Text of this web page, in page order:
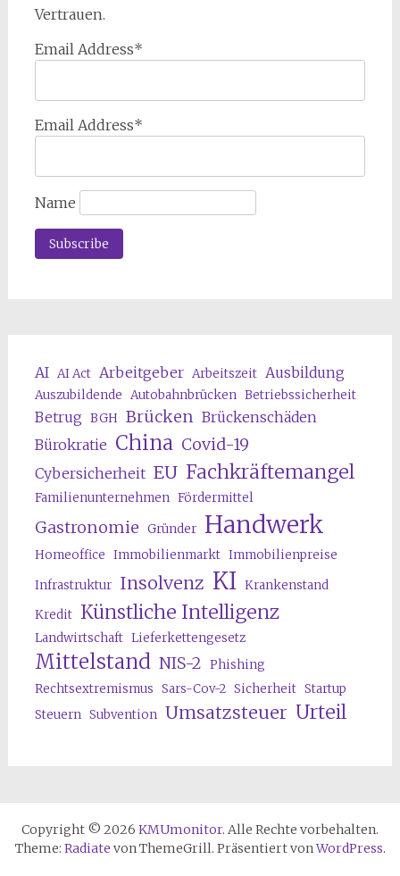
Vertrauen.
Email Address*
Email Address*
Name
AI AI Act Arbeitgeber Arbeitszeit Ausbildung
Auszubildende Autobahnbrücken Betriebssicherheit
Betrug BGH Brücken Brückenschäden
Bürokratie China Covid-19
Cybersicherheit EU Fachkräftemangel
Familienunternehmen Fördermittel
Gastronomie Gründer Handwerk
Homeoffice Immobilienmarkt Immobilienpreise
Infrastruktur Insolvenz KI Krankenstand
Kredit Künstliche Intelligenz
Landwirtschaft Lieferkettengesetz
Mittelstand NIS-2 Phishing
Rechtsextremismus Sars-Cov-2 Sicherheit Startup
Steuern Subvention Umsatzsteuer Urteil
Copyright © 2026 KMUmonitor. Alle Rechte vorbehalten.
Theme: Radiate von ThemeGrill. Präsentiert vonWordPress.